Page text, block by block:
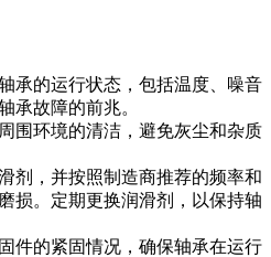
的运行状态，包括温度、噪音
轴承故障的前兆。
环境的清洁，避免灰尘和杂质
，并按照制造商推荐的频率和
损。定期更换润滑剂，以保持轴
的紧固情况，确保轴承在运行